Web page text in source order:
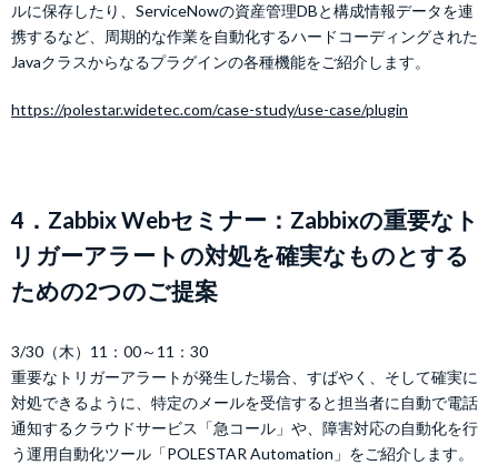
ルに保存したり、ServiceNowの資産管理DBと構成情報データを連
携するなど、周期的な作業を自動化するハードコーディングされた
Javaクラスからなるプラグインの各種機能をご紹介します。
https://polestar.widetec.com/case-study/use-case/plugin
4．Zabbix Webセミナー：Zabbixの重要なト
リガーアラートの対処を確実なものとする
ための2つのご提案
3/30（木）11：00～11：30
重要なトリガーアラートが発生した場合、すばやく、そして確実に
対処できるように、特定のメールを受信すると担当者に自動で電話
通知するクラウドサービス「急コール」や、障害対応の自動化を行
う運用自動化ツール「POLESTAR Automation」をご紹介します。